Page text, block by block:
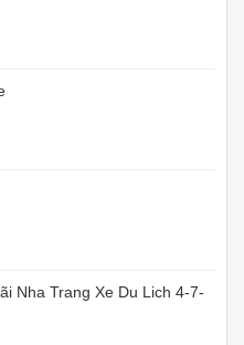
Nha Trang Xe Du Lich 4-7-